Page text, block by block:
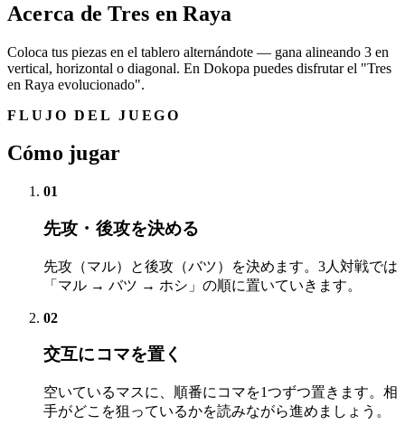
Acerca de Tres en Raya
Coloca tus piezas en el tablero alternándote — gana alineando 3 en
vertical, horizontal o diagonal. En Dokopa puedes disfrutar el "Tres
en Raya evolucionado".
FLUJO DEL JUEGO
Cómo jugar
01
先攻・後攻を決める
先攻（マル）と後攻（バツ）を決めます。3人対戦では
「マル → バツ → ホシ」の順に置いていきます。
02
交互にコマを置く
空いているマスに、順番にコマを1つずつ置きます。相
手がどこを狙っているかを読みながら進めましょう。